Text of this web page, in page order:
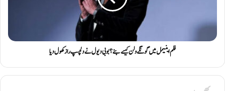
فلم اینیمل میں گونگے ولن کیسے بنے؟ بوبی دیول نے دلچسپ راز کھول دیا